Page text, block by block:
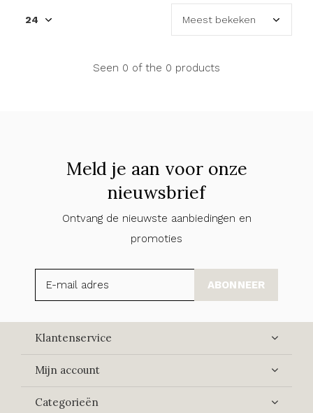
Seen 0 of the 0 products
Meld je aan voor onze
nieuwsbrief
Ontvang de nieuwste aanbiedingen en
promoties
ABONNEER
Klantenservice
Mijn account
Categorieën